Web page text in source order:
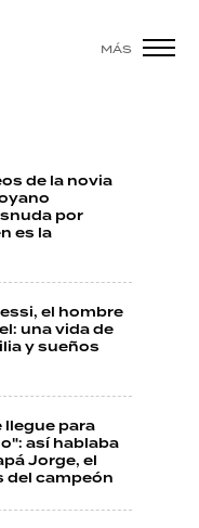
MÁS
de la novia
por
es la
el hombre
una vida de
y sueños
llegue para
así hablaba
Jorge, el
del campeón